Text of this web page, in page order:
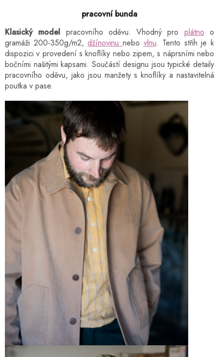
pracovní bunda
Klasický model pracovního oděvu. Vhodný pro plátno o
gramáži 200-350g/m2,džínovinu nebo vlnu. Tento střih je k
dispozici v provedení s knoflíky nebo zipem, s náprsními nebo
bočními našitými kapsami. Součástí designu jsou typické detaily
pracovního oděvu, jako jsou manžety s knoflíky a nastavitelná
poutka v pase.